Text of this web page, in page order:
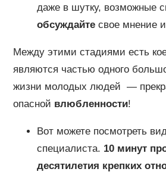
даже в шутку, возможные
обсуждайтесвое мнение
Между этими стадиями есть
являются частью одного
жизни молодых людей —
опасной влюбленности!
Вот можете посмотреть
специалиста. 10 минут
десятилетия крепких